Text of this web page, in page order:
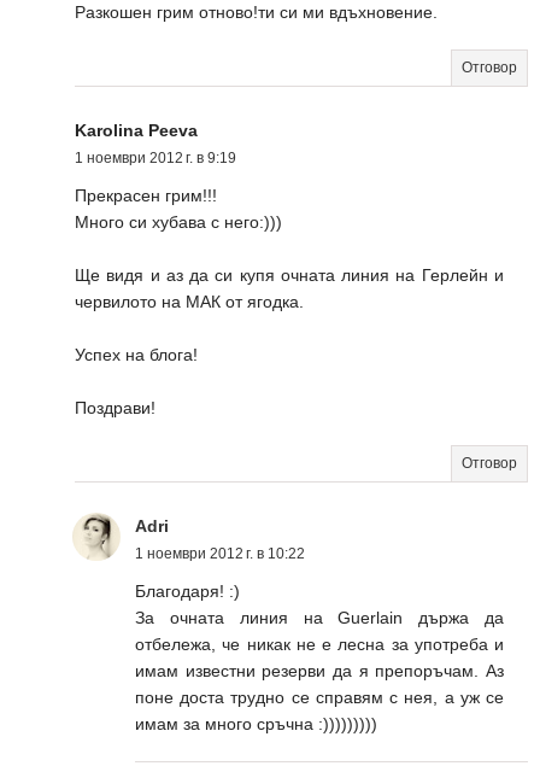
Разкошен грим отново!ти си ми вдъхновение.
Отговор
Karolina Peeva
1 ноември 2012 г. в 9:19
Прекрасен грим!!!
Много си хубава с него:)))
Ще видя и аз да си купя очната линия на Герлейн и
червилото на МАК от ягодка.
Успех на блога!
Поздрави!
Отговор
Adri
1 ноември 2012 г. в 10:22
Благодаря! :)
За очната линия на Guerlain държа да
отбележа, че никак не е лесна за употреба и
имам известни резерви да я препоръчам. Аз
поне доста трудно се справям с нея, а уж се
имам за много сръчна :)))))))))